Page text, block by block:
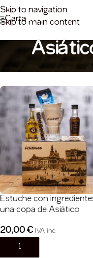
Skip to navigation
Skip to main content
Carta
Estuche con
una copa de Asiático
20,00 € IVA inc.
AÑADIR AL CARRITO